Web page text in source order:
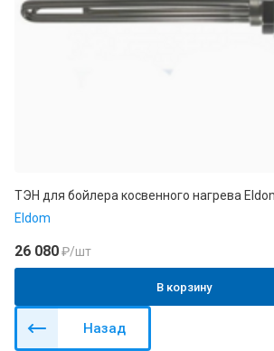
ТЭН для бойлера косвенного нагрева
Eldom
26 080₽/шт
В корзину
Назад